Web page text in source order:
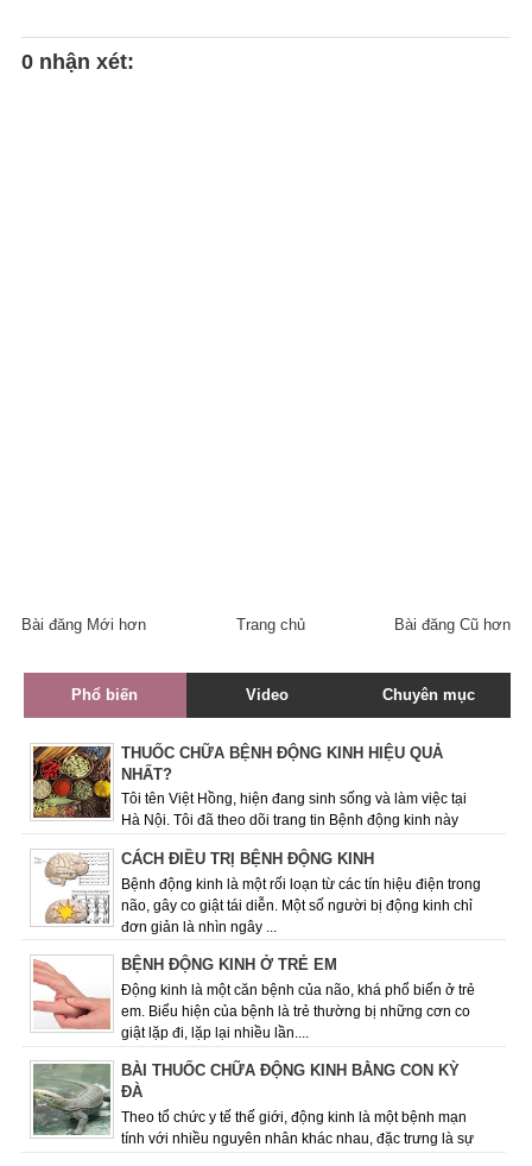
0 nhận xét:
Bài đăng Mới hơn Bài đăng Cũ hơn
Trang chủ
Phổ biến Video Chuyên mục
THUỐC CHỮA BỆNH ĐỘNG KINH HIỆU QUẢ
NHẤT?
Tôi tên Việt Hồng, hiện đang sinh sống và làm việc tại
Hà Nội. Tôi đã theo dõi trang tin Bệnh động kinh này
CÁCH ĐIỀU TRỊ BỆNH ĐỘNG KINH
Bệnh động kinh là một rối loạn từ các tín hiệu điện trong
não, gây co giật tái diễn. Một số người bị động kinh chỉ
đơn giản là nhìn ngây ...
BỆNH ĐỘNG KINH Ở TRẺ EM
Động kinh là một căn bệnh của não, khá phổ biến ở trẻ
em. Biểu hiện của bệnh là trẻ thường bị những cơn co
giật lặp đi, lặp lại nhiều lần....
BÀI THUỐC CHỮA ĐỘNG KINH BẰNG CON KỲ
ĐÀ
Theo tổ chức y tế thế giới, động kinh là một bệnh mạn
tính với nhiều nguyên nhân khác nhau­­­­­, đặc trưng là sự